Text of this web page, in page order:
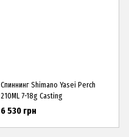
Спиннинг Shimano Yasei Perch
210ML 7-18g Casting
6 530 грн